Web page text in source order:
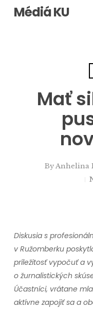
SkipMédiá KU
Mať
ByAnhelina
Diskusia s
v Ružomberku
príležitosť vypočuť a
o žurnalistických
Účastníci, vrátane
aktívne zapojiť sa a